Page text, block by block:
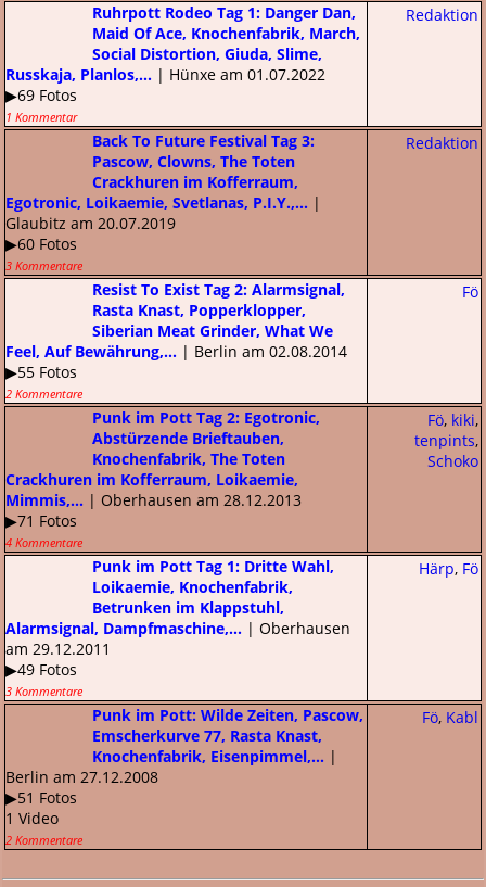
Redaktion
Ruhrpott Rodeo Tag 1: Danger Dan,
Maid Of Ace, Knochenfabrik, March,
Social Distortion, Giuda, Slime,
Russkaja, Planlos,... | Hünxe am 01.07.2022
▶69 Fotos
1 Kommentar
Redaktion
Back To Future Festival Tag 3:
Pascow, Clowns, The Toten
Crackhuren im Kofferraum,
Egotronic, Loikaemie, Svetlanas, P.I.Y.,... |
Glaubitz am 20.07.2019
▶60 Fotos
3 Kommentare
Fö
Resist To Exist Tag 2: Alarmsignal,
Rasta Knast, Popperklopper,
Siberian Meat Grinder, What We
Feel, Auf Bewährung,... | Berlin am 02.08.2014
▶55 Fotos
2 Kommentare
Fö, kiki,
tenpints,
Schoko
Punk im Pott Tag 2: Egotronic,
Abstürzende Brieftauben,
Knochenfabrik, The Toten
Crackhuren im Kofferraum, Loikaemie,
Mimmis,... | Oberhausen am 28.12.2013
▶71 Fotos
4 Kommentare
Härp, Fö
Punk im Pott Tag 1: Dritte Wahl,
Loikaemie, Knochenfabrik,
Betrunken im Klappstuhl,
Alarmsignal, Dampfmaschine,... | Oberhausen
am 29.12.2011
▶49 Fotos
3 Kommentare
Fö, Kabl
Punk im Pott: Wilde Zeiten, Pascow,
Emscherkurve 77, Rasta Knast,
Knochenfabrik, Eisenpimmel,... |
Berlin am 27.12.2008
▶51 Fotos
1 Video
2 Kommentare